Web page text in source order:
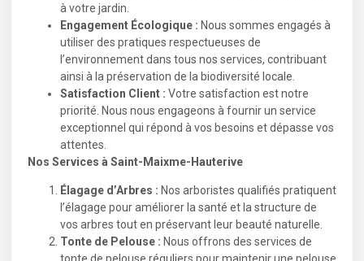
à votre jardin.
Engagement Écologique : Nous sommes engagés à
utiliser des pratiques respectueuses de
l’environnement dans tous nos services, contribuant
ainsi à la préservation de la biodiversité locale.
Satisfaction Client : Votre satisfaction est notre
priorité. Nous nous engageons à fournir un service
exceptionnel qui répond à vos besoins et dépasse vos
attentes.
Nos Services à Saint-Maixme-Hauterive
Élagage d’Arbres : Nos arboristes qualifiés pratiquent
l’élagage pour améliorer la santé et la structure de
vos arbres tout en préservant leur beauté naturelle.
Tonte de Pelouse : Nous offrons des services de